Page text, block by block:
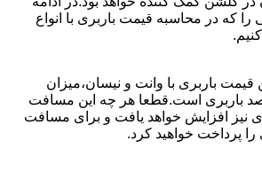
را که در محاسبه قیمت باربری با انواع
قیمت باربری با وانت و نیسان،میزان
باربری است.قطعا هر چه این مسافت
نیز افزایش خواهد یافت و برای مسافت
پرداخت خواهید کرد.